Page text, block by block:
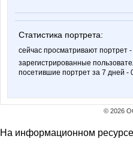
Статистика портрета:
сейчас просматривают портрет -
зарегистрированные
посетившие портрет за 7 дней -
© 2026
На информационном